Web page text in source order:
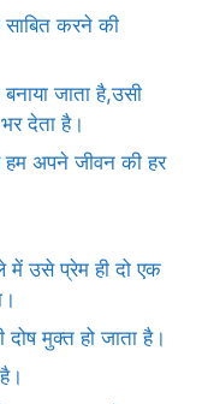
करने की
जाता है,उसी
देता है।
अपने जीवन की हर
में उसे प्रेम ही दो एक
मुक्त हो जाता है।